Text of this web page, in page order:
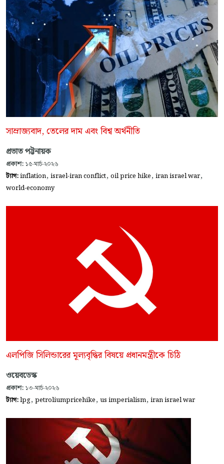
সাম্রাজ্যবাদ, তেলের দাম এবং বিশ্ব অর্থনীতি
প্রভাত পট্টনায়ক
প্রকাশ: ১৫-মার্চ-২০২৬
ট্যাগ:inflation, israel-iran conflict, oil price hike, iran israel war,
world-economy
এলপিজি সিলিন্ডারের মূল্যবৃদ্ধির বিষয়ে প্রধানমন্ত্রীকে চিঠি
ওয়েবডেস্ক
প্রকাশ: ১৩-মার্চ-২০২৬
ট্যাগ:lpg, petroliumpricehike, us imperialism, iran israel war